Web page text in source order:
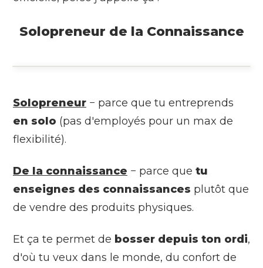
Solopreneur de la Connaissance
Solopreneur − parce que tu entreprends
en solo (pas d'employés pour un max de
flexibilité).
De la connaissance − parce que tu
enseignes des connaissances plutôt que
de vendre des produits physiques.
Et ça te permet de bosser depuis ton ordi,
d'où tu veux dans le monde, du confort de